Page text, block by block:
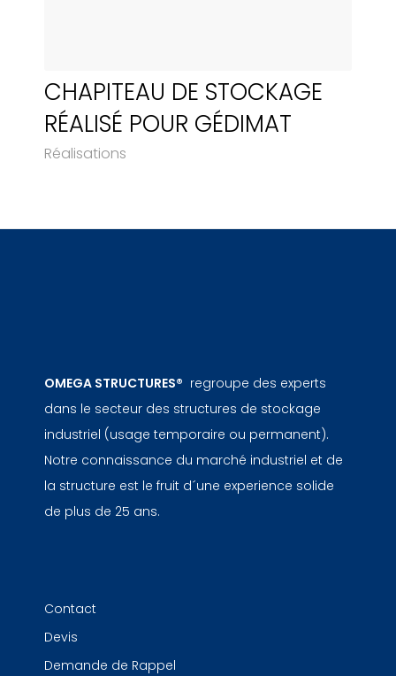
CHAPITEAU DE STOCKAGE
RÉALISÉ POUR GÉDIMAT
Réalisations
OMEGA STRUCTURES® regroupe des experts
dans le secteur des structures de stockage
industriel (usage temporaire ou permanent).
Notre connaissance du marché industriel et de
la structure est le fruit d´une experience solide
de plus de 25 ans.
Contact
Devis
Demande de Rappel